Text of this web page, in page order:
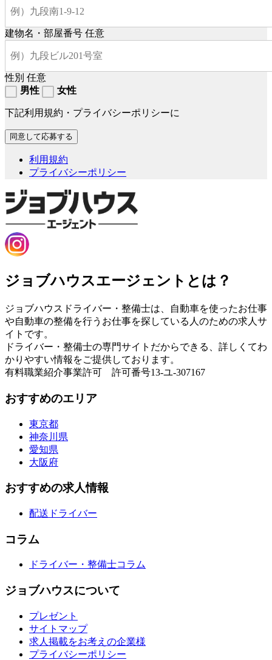
建物名・部屋番号 任意
性別 任意
男性
女性
下記利用規約・プライバシーポリシーに
利用規約
プライバシーポリシー
ジョブハウスエージェントとは？
ジョブハウスドライバー・整備士は、自動車を使ったお仕事
や自動車の整備を行うお仕事を探している人のための求人サ
イトです。
ドライバー・整備士の専門サイトだからできる、詳しくてわ
かりやすい情報をご提供しております。
有料職業紹介事業許可 許可番号13-ユ-307167
おすすめのエリア
東京都
神奈川県
愛知県
大阪府
おすすめの求人情報
配送ドライバー
コラム
ドライバー・整備士コラム
ジョブハウスについて
プレゼント
サイトマップ
求人掲載をお考えの企業様
プライバシーポリシー